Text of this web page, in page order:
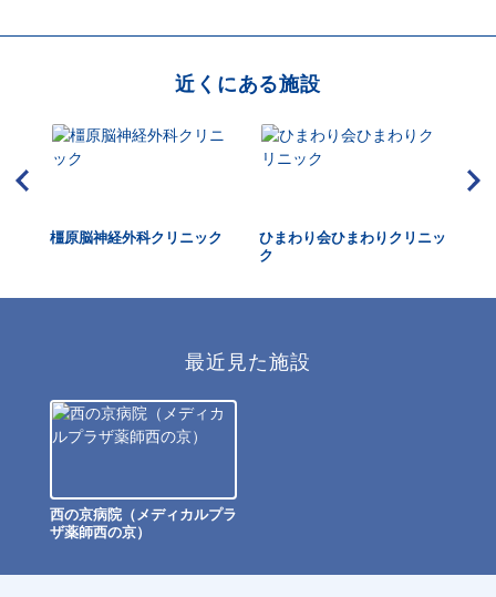
近くにある施設
橿原脳神経外科クリニック
ひまわり会ひまわりクリニッ
ク
最近見た施設
西の京病院（メディカルプラ
ザ薬師西の京）